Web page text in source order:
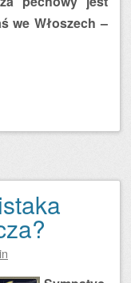
we Włoszech –